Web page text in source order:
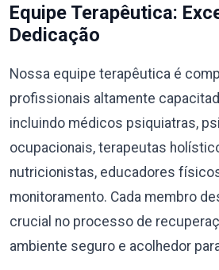
Equipe Terapêutica:
Dedicação
Nossa equipe terapêutica é
profissionais altamente
incluindo médicos psiquiatras,
ocupacionais, terapeutas
nutricionistas, educadores
monitoramento. Cada membro
crucial no processo de
ambiente seguro e acolhedor